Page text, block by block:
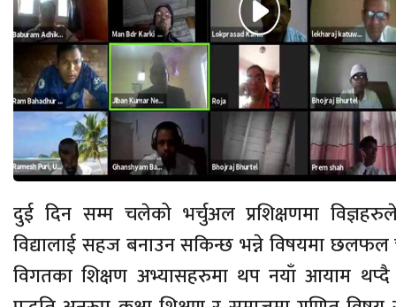
दुई दिन सम्म चलेको भर्चुअल प्रशिक्षणमा
विद्यालाई सहज बनाउन सकिन्छ भन्ने विषयमा
विगतका शिक्षण अभ्यासहरुमा थप नयाँ आयाम